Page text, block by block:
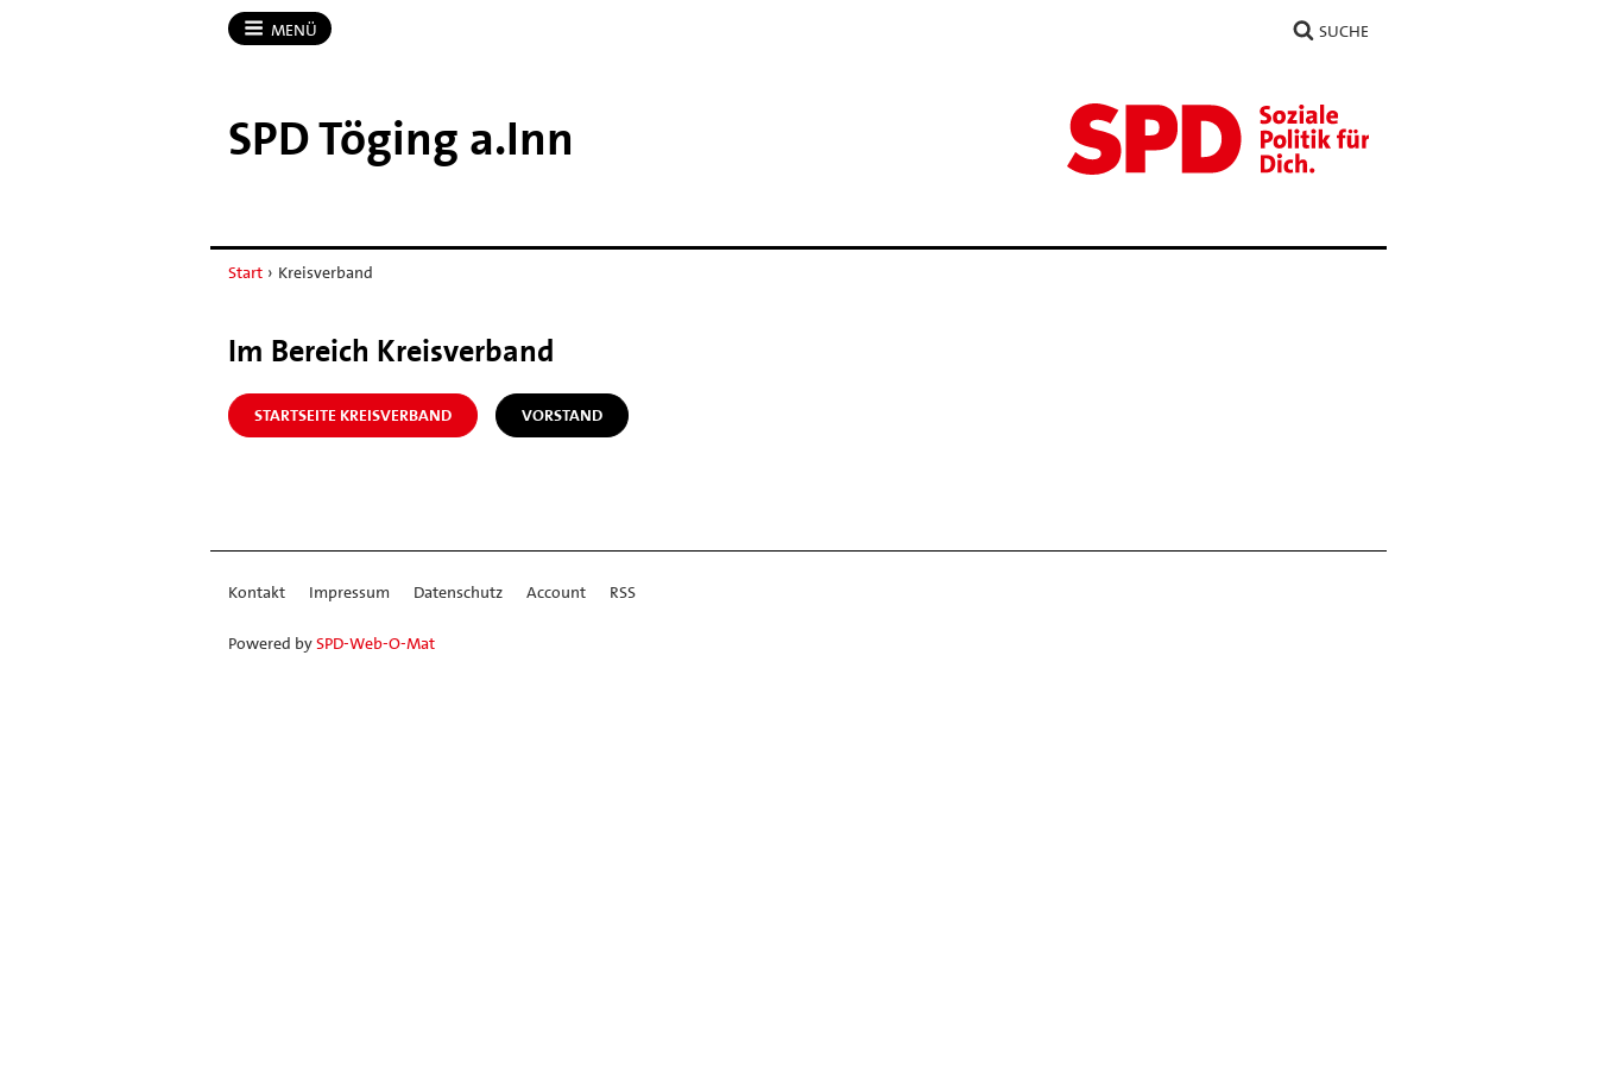
MENÜ SUCHE
SPD Töging a.​Inn
Start › Kreisverband
Im Bereich Kreisverband
STARTSEITE KREISVERBAND VORSTAND
Kontakt Impressum Datenschutz Account RSS
Powered bySPD-Web-O-Mat